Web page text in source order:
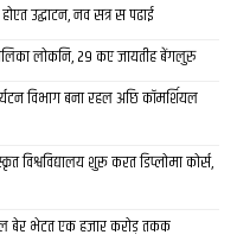
उद्घाटन, नव सत्र स पढाई
लोकनि, 29 कए जायतीह बेंगलुरु
विभाग बना रहल अछि कॉमर्शियल
शुरू करत डिप्लोमा कोर्स,
बेर भेटत एक हजार करोड़ तकक